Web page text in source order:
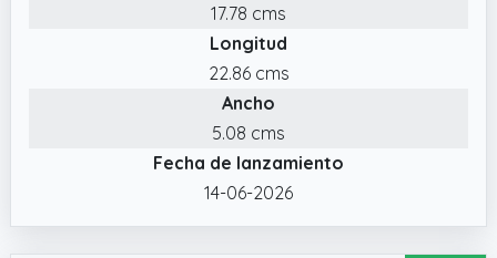
17.78 cms
Longitud
22.86 cms
Ancho
5.08 cms
Fecha de lanzamiento
14-06-2026